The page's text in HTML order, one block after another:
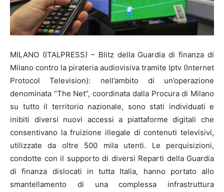
MILANO (ITALPRESS) – Blitz della Guardia di finanza di
Milano contro la pirateria audiovisiva tramite Iptv (Internet
Protocol Television): nell’ambito di un’operazione
denominata “The Net”, coordinata dalla Procura di Milano
su tutto il territorio nazionale, sono stati individuati e
inibiti diversi nuovi accessi a piattaforme digitali che
consentivano la fruizione illegale di contenuti televisivi,
utilizzate da oltre 500 mila utenti. Le perquisizioni,
condotte con il supporto di diversi Reparti della Guardia
di finanza dislocati in tutta Italia, hanno portato allo
smantellamento di una complessa infrastruttura